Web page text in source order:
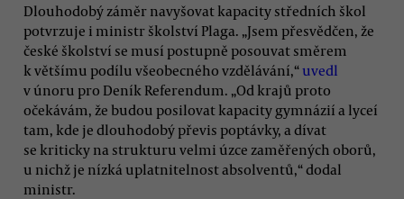
Dlouhodobý záměr navyšovat kapacity středních škol
potvrzuje i ministr školství Plaga. „Jsem přesvědčen, že
české školství se musí postupně posouvat směrem
k většímu podílu všeobecného vzdělávání,“uvedl
v únoru pro Deník Referendum. „Od krajů proto
očekávám, že budou posilovat kapacity gymnázií a lyceí
tam, kde je dlouhodobý převis poptávky, a dívat
se kriticky na strukturu velmi úzce zaměřených oborů,
u nichž je nízká uplatnitelnost absolventů,“ dodal
ministr.